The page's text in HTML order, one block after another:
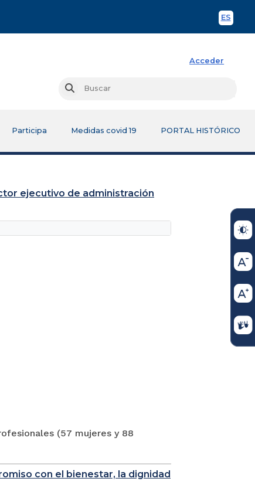
ES
Acceder
Buscar
Participa Medidas covid 19 PORTAL HISTÓRICO
ejecutivo de administración
(57 mujeres y 88
con el bienestar, la dignidad